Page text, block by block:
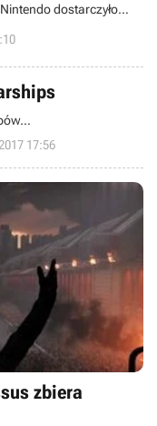
dostarczyło
w historii.
17:56
zbiera